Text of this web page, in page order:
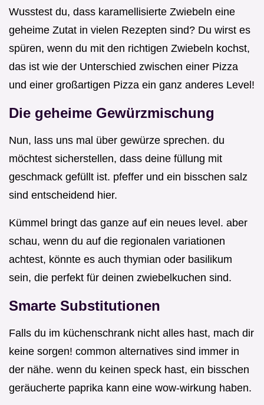
Wusstest du, dass karamellisierte Zwiebeln eine
geheime Zutat in vielen Rezepten sind? Du wirst es
spüren, wenn du mit den richtigen Zwiebeln kochst,
das ist wie der Unterschied zwischen einer Pizza
und einer großartigen Pizza ein ganz anderes Level!
Die geheime Gewürzmischung
Nun, lass uns mal über gewürze sprechen. du
möchtest sicherstellen, dass deine füllung mit
geschmack gefüllt ist. pfeffer und ein bisschen salz
sind entscheidend hier.
Kümmel bringt das ganze auf ein neues level. aber
schau, wenn du auf die regionalen variationen
achtest, könnte es auch thymian oder basilikum
sein, die perfekt für deinen zwiebelkuchen sind.
Smarte Substitutionen
Falls du im küchenschrank nicht alles hast, mach dir
keine sorgen! common alternatives sind immer in
der nähe. wenn du keinen speck hast, ein bisschen
geräucherte paprika kann eine wow-wirkung haben.